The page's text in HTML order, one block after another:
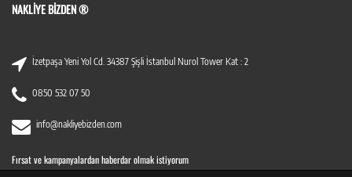
NAKLIYE BIZDEN ®
İzetpaşa Yeni Yol Cd. 34387 Şişli İstanbul Nurol Tower Kat : 2
0850 532 07 50
info@nakliyebizden.com
Fırsat ve kampanyalardan haberdar olmak istiyorum